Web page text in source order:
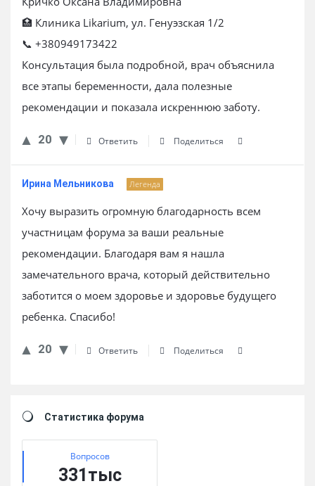
🏥 Клиника Likarium, ул. Генуэзская 1/2
📞 +380949173422
Консультация была подробной, врач объяснила
все этапы беременности, дала полезные
рекомендации и показала искреннюю заботу.
20 Ответить Поделиться
Ирина Мельникова Легенда
Хочу выразить огромную благодарность всем
участницам форума за ваши реальные
рекомендации. Благодаря вам я нашла
замечательного врача, который действительно
заботится о моем здоровье и здоровье будущего
ребенка. Спасибо!
20 Ответить Поделиться
Статистика форума
Вопросов
331тыс